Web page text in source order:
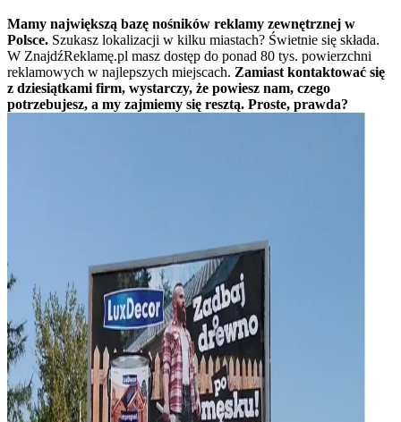
Mamy największą bazę nośników reklamy zewnętrznej w
Polsce. Szukasz lokalizacji w kilku miastach? Świetnie się składa.
W ZnajdźReklamę.pl masz dostęp do ponad 80 tys. powierzchni
reklamowych w najlepszych miejscach. Zamiast kontaktować się
z dziesiątkami firm, wystarczy, że powiesz nam, czego
potrzebujesz, a my zajmiemy się resztą. Proste, prawda?